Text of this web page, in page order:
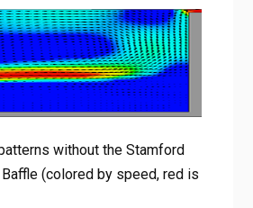
without the Stamford
(colored by speed, red is